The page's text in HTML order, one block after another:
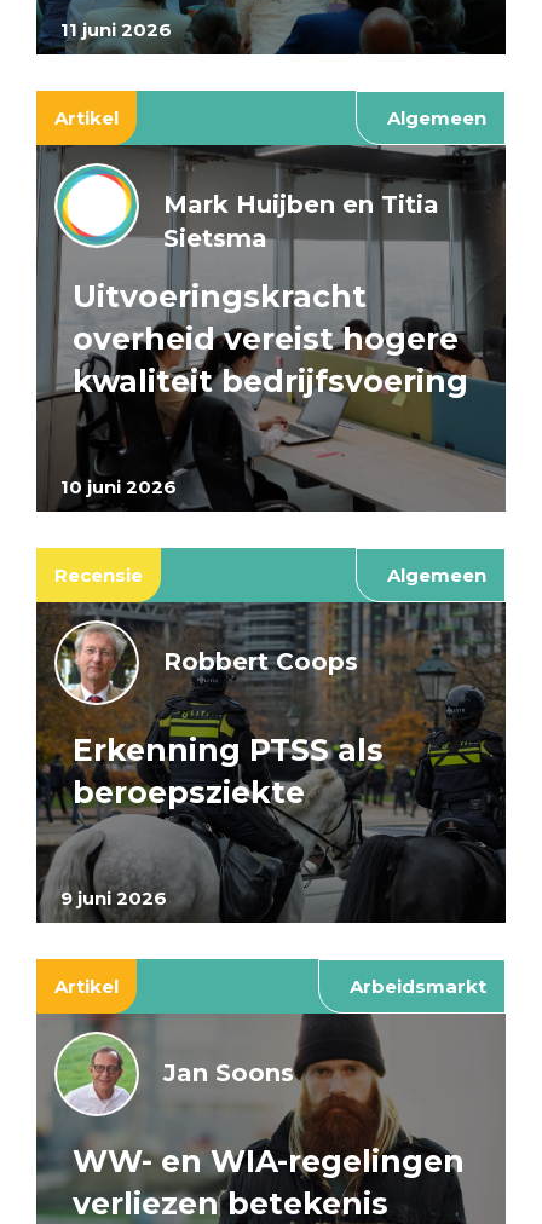
11 juni 2026
Artikel Algemeen
10 juni 2026
Mark Huijben en Titia
Sietsma
Uitvoeringskracht
overheid vereist hogere
kwaliteit bedrijfsvoering
Recensie Algemeen
9 juni 2026
Robbert Coops
Erkenning PTSS als
beroepsziekte
Artikel Arbeidsmarkt
Jan Soons
WW- en WIA-regelingen
verliezen betekenis